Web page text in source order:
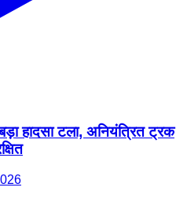
हादसा टला, अनियंत्रित ट्रक